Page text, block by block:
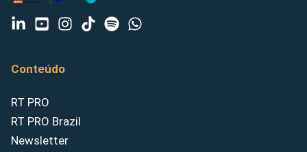
Conteúdo
RT PRO
RT PRO Brazil
Newsletter